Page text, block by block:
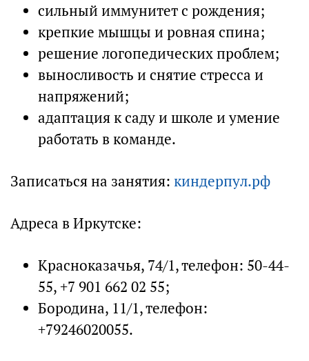
сильный иммунитет с рождения;
крепкие мышцы и ровная спина;
решение логопедических проблем;
выносливость и снятие стресса и
напряжений;
адаптация к саду и школе и умение
работать в команде.
Записаться на занятия: киндерпул.рф
Адреса в Иркутске:
Красноказачья, 74/1, телефон: 50-44-
55, +7 901 662 02 55;
Бородина, 11/1, телефон:
+79246020055.